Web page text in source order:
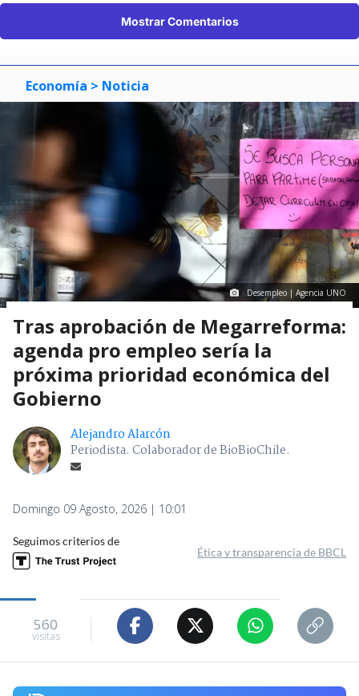
Mostrar Comentarios
Economía > Noticia
Desempleo | Agencia UNO
Tras aprobación de Megarreforma:
agenda pro empleo sería la
próxima prioridad económica del
Gobierno
Alejandro Alarcón
Periodista. Colaborador de BioBioChile.
Domingo 09 Agosto, 2026 | 10:01
Seguimos criterios de
Ética y transparencia de BBCL
560
visitas